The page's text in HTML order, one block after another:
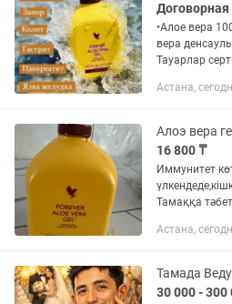
Договорная
•Алое вера 100%
вера
Тауарлар
болады,
Астана,
Алоэ вера
16 800 ₸
Иммунитет
Тамаққа
Компания
Астана,
Тамада
30 000 - 300